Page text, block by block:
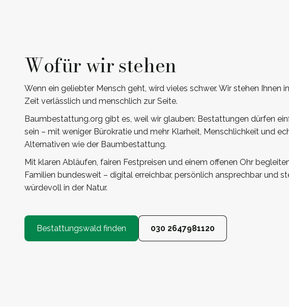
Wofür wir stehen
Wenn ein geliebter Mensch geht, wird vieles schwer. Wir stehen Ihnen
Zeit verlässlich und menschlich zur Seite.
Baumbestattung.org gibt es, weil wir glauben: Bestattungen dürfen
sein – mit weniger Bürokratie und mehr Klarheit, Menschlichkeit und
Alternativen wie der Baumbestattung.
Mit klaren Abläufen, fairen Festpreisen und einem offenen Ohr
Familien bundesweit – digital erreichbar, persönlich ansprechbar und
würdevoll in der Natur.
Bestattungswald finden 030 2647981120